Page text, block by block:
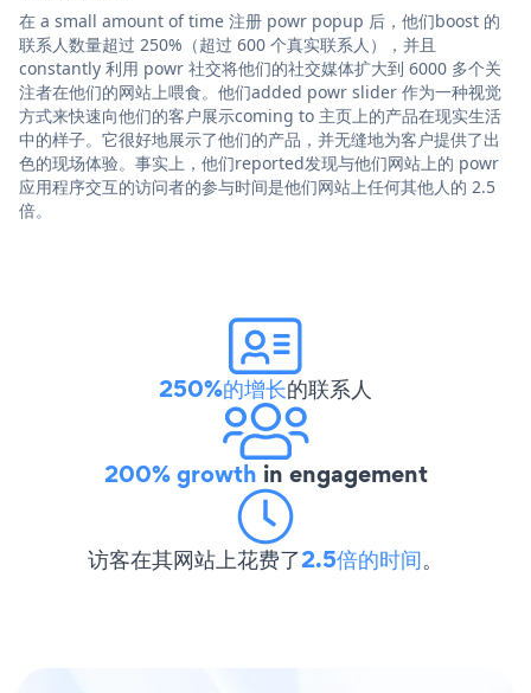
在 a small amount of time 注册 powr popup 后，他们boost 的
联系人数量超过 250%（超过 600 个真实联系人），并且
constantly 利用 powr 社交将他们的社交媒体扩大到 6000 多个关
注者在他们的网站上喂食。他们added powr slider 作为一种视觉
方式来快速向他们的客户展示coming to 主页上的产品在现实生活
中的样子。它很好地展示了他们的产品，并无缝地为客户提供了出
色的现场体验。事实上，他们reported发现与他们网站上的 powr
应用程序交互的访问者的参与时间是他们网站上任何其他人的 2.5
倍。
250%的增长的联系人
200% growth in engagement
访客在其网站上花费了2.5倍的时间。